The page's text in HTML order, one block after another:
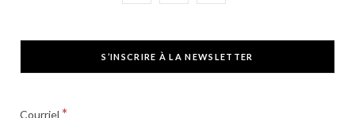
e w t
S’INSCRIRE À LA NEWSLETTER
Courriel *